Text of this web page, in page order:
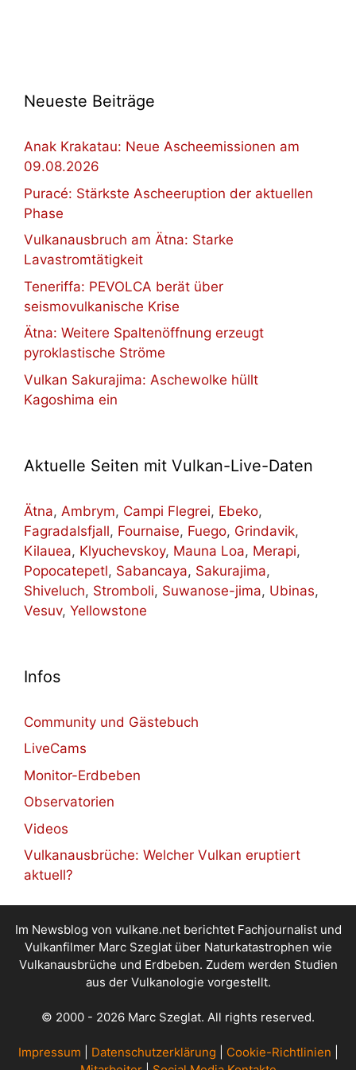
Neueste Beiträge
Anak Krakatau: Neue Ascheemissionen am
09.08.2026
Puracé: Stärkste Ascheeruption der aktuellen
Phase
Vulkanausbruch am Ätna: Starke
Lavastromtätigkeit
Teneriffa: PEVOLCA berät über
seismovulkanische Krise
Ätna: Weitere Spaltenöffnung erzeugt
pyroklastische Ströme
Vulkan Sakurajima: Aschewolke hüllt
Kagoshima ein
Aktuelle Seiten mit Vulkan-Live-Daten
Ätna, Ambrym, Campi Flegrei, Ebeko,
Fagradalsfjall, Fournaise, Fuego, Grindavik,
Kilauea, Klyuchevskoy, Mauna Loa, Merapi,
Popocatepetl, Sabancaya, Sakurajima,
Shiveluch, Stromboli, Suwanose-jima, Ubinas,
Vesuv, Yellowstone
Infos
Community und Gästebuch
LiveCams
Monitor-Erdbeben
Observatorien
Videos
Vulkanausbrüche: Welcher Vulkan eruptiert
aktuell?
Im Newsblog von vulkane.net berichtet Fachjournalist und
Vulkanfilmer Marc Szeglat über Naturkatastrophen wie
Vulkanausbrüche und Erdbeben. Zudem werden Studien
aus der Vulkanologie vorgestellt.
© 2000 - 2026 Marc Szeglat. All rights reserved.
Impressum Datenschutzerklärung Cookie-Richtlinien